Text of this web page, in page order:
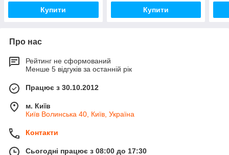
Купити Купити
Про нас
Рейтинг не сформований
Менше 5 відгуків за останній рік
Працює з 30.10.2012
м. Київ
Київ Волинська 40, Київ, Україна
Контакти
Сьогодні працює з 08:00 до 17:30